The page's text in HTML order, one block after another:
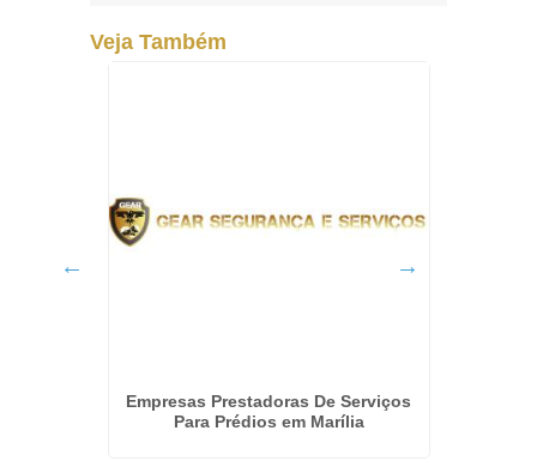
Veja Também
Empresas Prestadoras De Serviços
Para Prédios em Marília